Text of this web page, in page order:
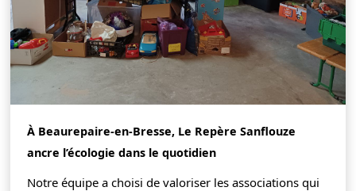
À Beaurepaire-en-Bresse, Le Repère Sanflouze
ancre l’écologie dans le quotidien
Notre équipe a choisi de valoriser les associations qui